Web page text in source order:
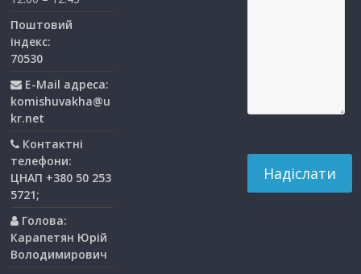
Поштовий
індекс:
70530
E-Mail адреса:
komishuvakha@u
kr.net
Контактні
телефони:
ЦНАП +380 50 253
5721;
Голова:
Карапетян Юрій
Володимирович